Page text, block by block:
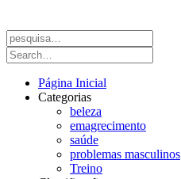
Página Inicial
Categorias
beleza
emagrecimento
saúde
problemas masculinos
Treino